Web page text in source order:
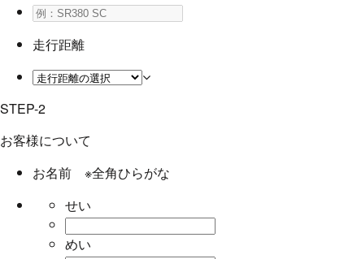
走行距離
STEP-2
お客様について
お名前 ※全角ひらがな
せい
めい